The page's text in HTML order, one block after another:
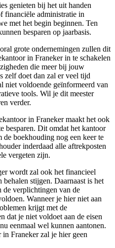
genieten bij het uit handen
financiële administratie in
met het begin beginnen. Ten
besparen op jaarbasis.
grote ondernemingen zullen dit
in Franeker in te schakelen
die meer bij jouw
zelf doet dan zal er veel tijd
niet voldoende geïnformeerd van
tools. Wil je dit meester
verder.
in Franeker maakt het ook
besparen. Dit omdat het kantoor
boekhouding nog een keer te
inderdaad alle aftrekposten
vergeten zijn.
wordt zal ook het financieel
stijgen. Daarnaast is het
de verplichtingen van de
Wanneer je hier niet aan
krijgt met de
dat je niet voldoet aan de eisen
eenmaal wel kunnen aantonen.
Franeker zal je hier geen